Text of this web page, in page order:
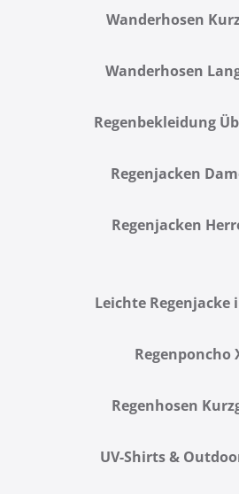
Wanderhosen
Wanderhosen
Regenbekleidung
Regenjacken
Regenjacken
Leichte Regenjacke
Regenponcho
Regenhosen
UV-Shirts &